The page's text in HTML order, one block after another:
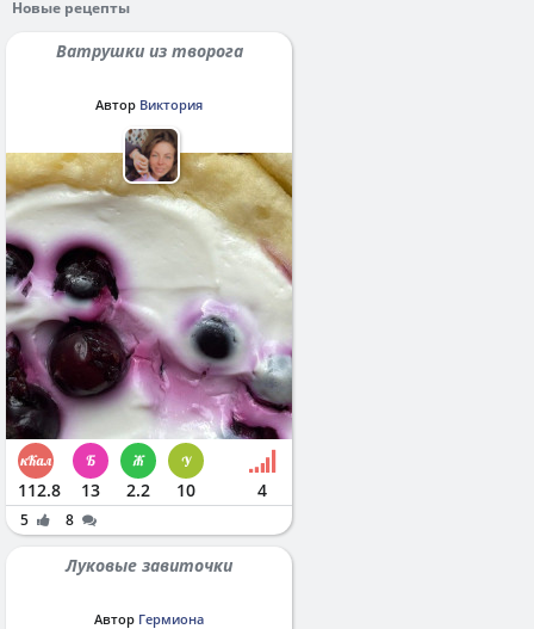
Новые рецепты
Ватрушки из творога
Автор Виктория
112.8 13 2.2 10 4
5 8
Луковые завиточки
Автор Гермиона